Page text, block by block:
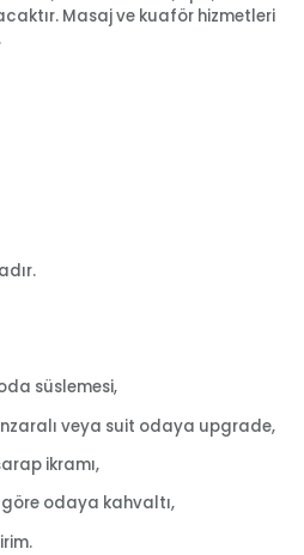
Masaj ve kuaför hizmetleri
süslemesi,
veya suit odaya upgrade,
ikramı,
odaya kahvaltı,